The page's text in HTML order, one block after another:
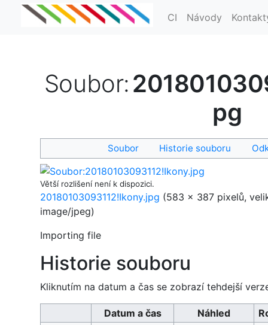
CI Návody
Soubor:
pg
Soubor Historie souboru
Větší rozlišení není k dispozici.
20180103093112!Ikony.jpg (583 × 387 pixelů,
image/jpeg)
Importing file
Historie souboru
Kliknutím na datum a čas se zobrazí tehdejší
Datum a čas Náhled